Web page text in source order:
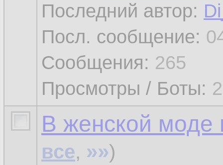
Последний автор:
Посл. сообщение:
Сообщения: 265
Просмотры / Боты:
В женской моде
все, »»)